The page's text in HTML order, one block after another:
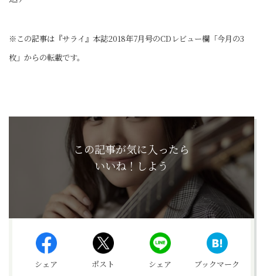
※この記事は『サライ』本誌2018年7月号のCDレビュー欄「今月の3
枚」からの転載です。
この記事が気に入ったら
いいね！しよう
シェア ポスト シェア ブックマーク